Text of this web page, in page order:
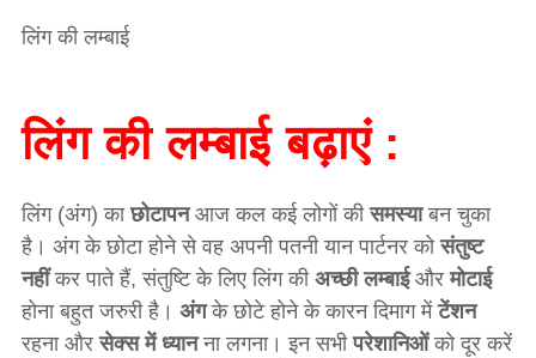
लिंग की लम्बाई
लिंग की लम्बाई बढ़ाएं :
लिंग (अंग) काछोटापनआज कल कई लोगों कीसमस्याबन चुका
है। अंग के छोटा होने से वह अपनी पतनी यान पार्टनर कोसंतुष्ट
नहींकर पाते हैं, संतुष्टि के लिए लिंग की अच्छी लम्बाईऔरमोटाई
होना बहुत जरुरी है। अंगके छोटे होने के कारन दिमाग मेंटेंशन
रहना औरसेक्स में ध्यानना लगना। इन सभीपरेशानिओंको दूर करें